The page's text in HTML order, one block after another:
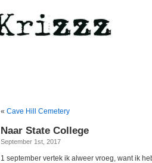
« Cave Hill Cemetery
Naar State College
September 1st, 2017
1 september vertek ik alweer vroeg, want ik